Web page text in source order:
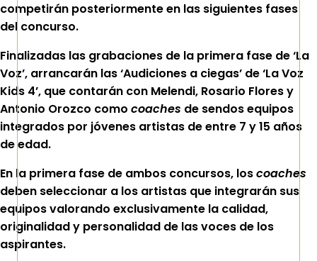
competirán posteriormente en las siguientes fases
del concurso.
Finalizadas las grabaciones de la primera fase de ‘La
Voz’, arrancarán las ‘Audiciones a ciegas’ de ‘La Voz
Kids 4’, que contarán con Melendi, Rosario Flores y
Antonio Orozco como coaches de sendos equipos
integrados por jóvenes artistas de entre 7 y 15 años
de edad.
En la primera fase de ambos concursos, loscoaches
deben seleccionar a los artistas que integrarán sus
equipos valorando exclusivamente la calidad,
originalidad y personalidad de las voces de los
aspirantes.